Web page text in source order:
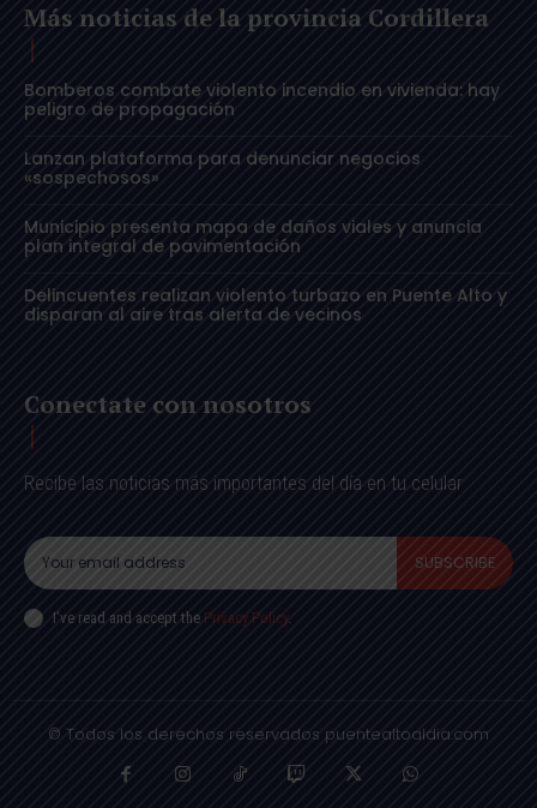
Más noticias de la provincia Cordillera
Bomberos combate violento incendio en vivienda: hay
peligro de propagación
Lanzan plataforma para denunciar negocios
«sospechosos»
Municipio presenta mapa de daños viales y anuncia
plan integral de pavimentación
Delincuentes realizan violento turbazo en Puente Alto y
disparan al aire tras alerta de vecinos
Conectate con nosotros
Recibe las noticias más importantes del día en tu celular
SUBSCRIBE
I've read and accept the Privacy Policy.
© Todos los derechos reservados puentealtoaldia.com